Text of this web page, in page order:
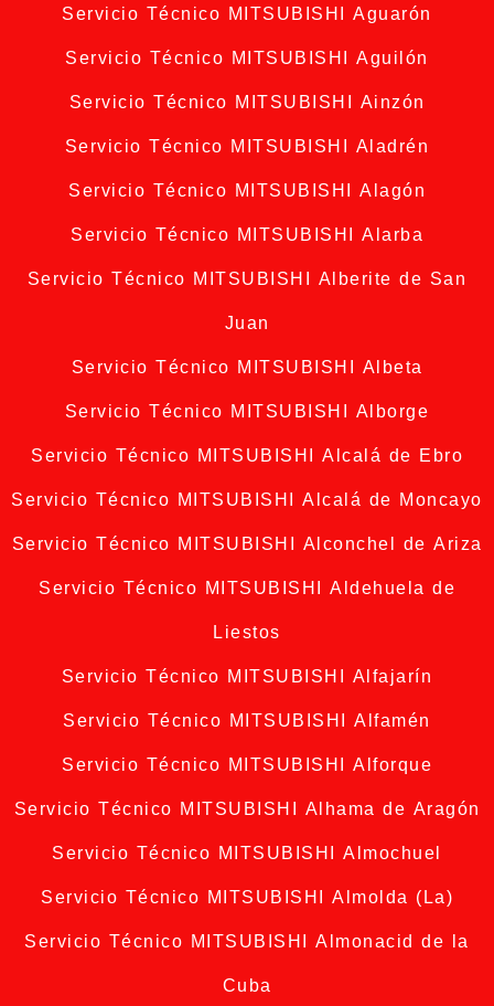
Servicio Técnico MITSUBISHI Aguarón
Servicio Técnico MITSUBISHI Aguilón
Servicio Técnico MITSUBISHI Ainzón
Servicio Técnico MITSUBISHI Aladrén
Servicio Técnico MITSUBISHI Alagón
Servicio Técnico MITSUBISHI Alarba
Servicio Técnico MITSUBISHI Alberite de San
Juan
Servicio Técnico MITSUBISHI Albeta
Servicio Técnico MITSUBISHI Alborge
Servicio Técnico MITSUBISHI Alcalá de Ebro
Servicio Técnico MITSUBISHI Alcalá de Moncayo
Servicio Técnico MITSUBISHI Alconchel de Ariza
Servicio Técnico MITSUBISHI Aldehuela de
Liestos
Servicio Técnico MITSUBISHI Alfajarín
Servicio Técnico MITSUBISHI Alfamén
Servicio Técnico MITSUBISHI Alforque
Servicio Técnico MITSUBISHI Alhama de Aragón
Servicio Técnico MITSUBISHI Almochuel
Servicio Técnico MITSUBISHI Almolda (La)
Servicio Técnico MITSUBISHI Almonacid de la
Cuba